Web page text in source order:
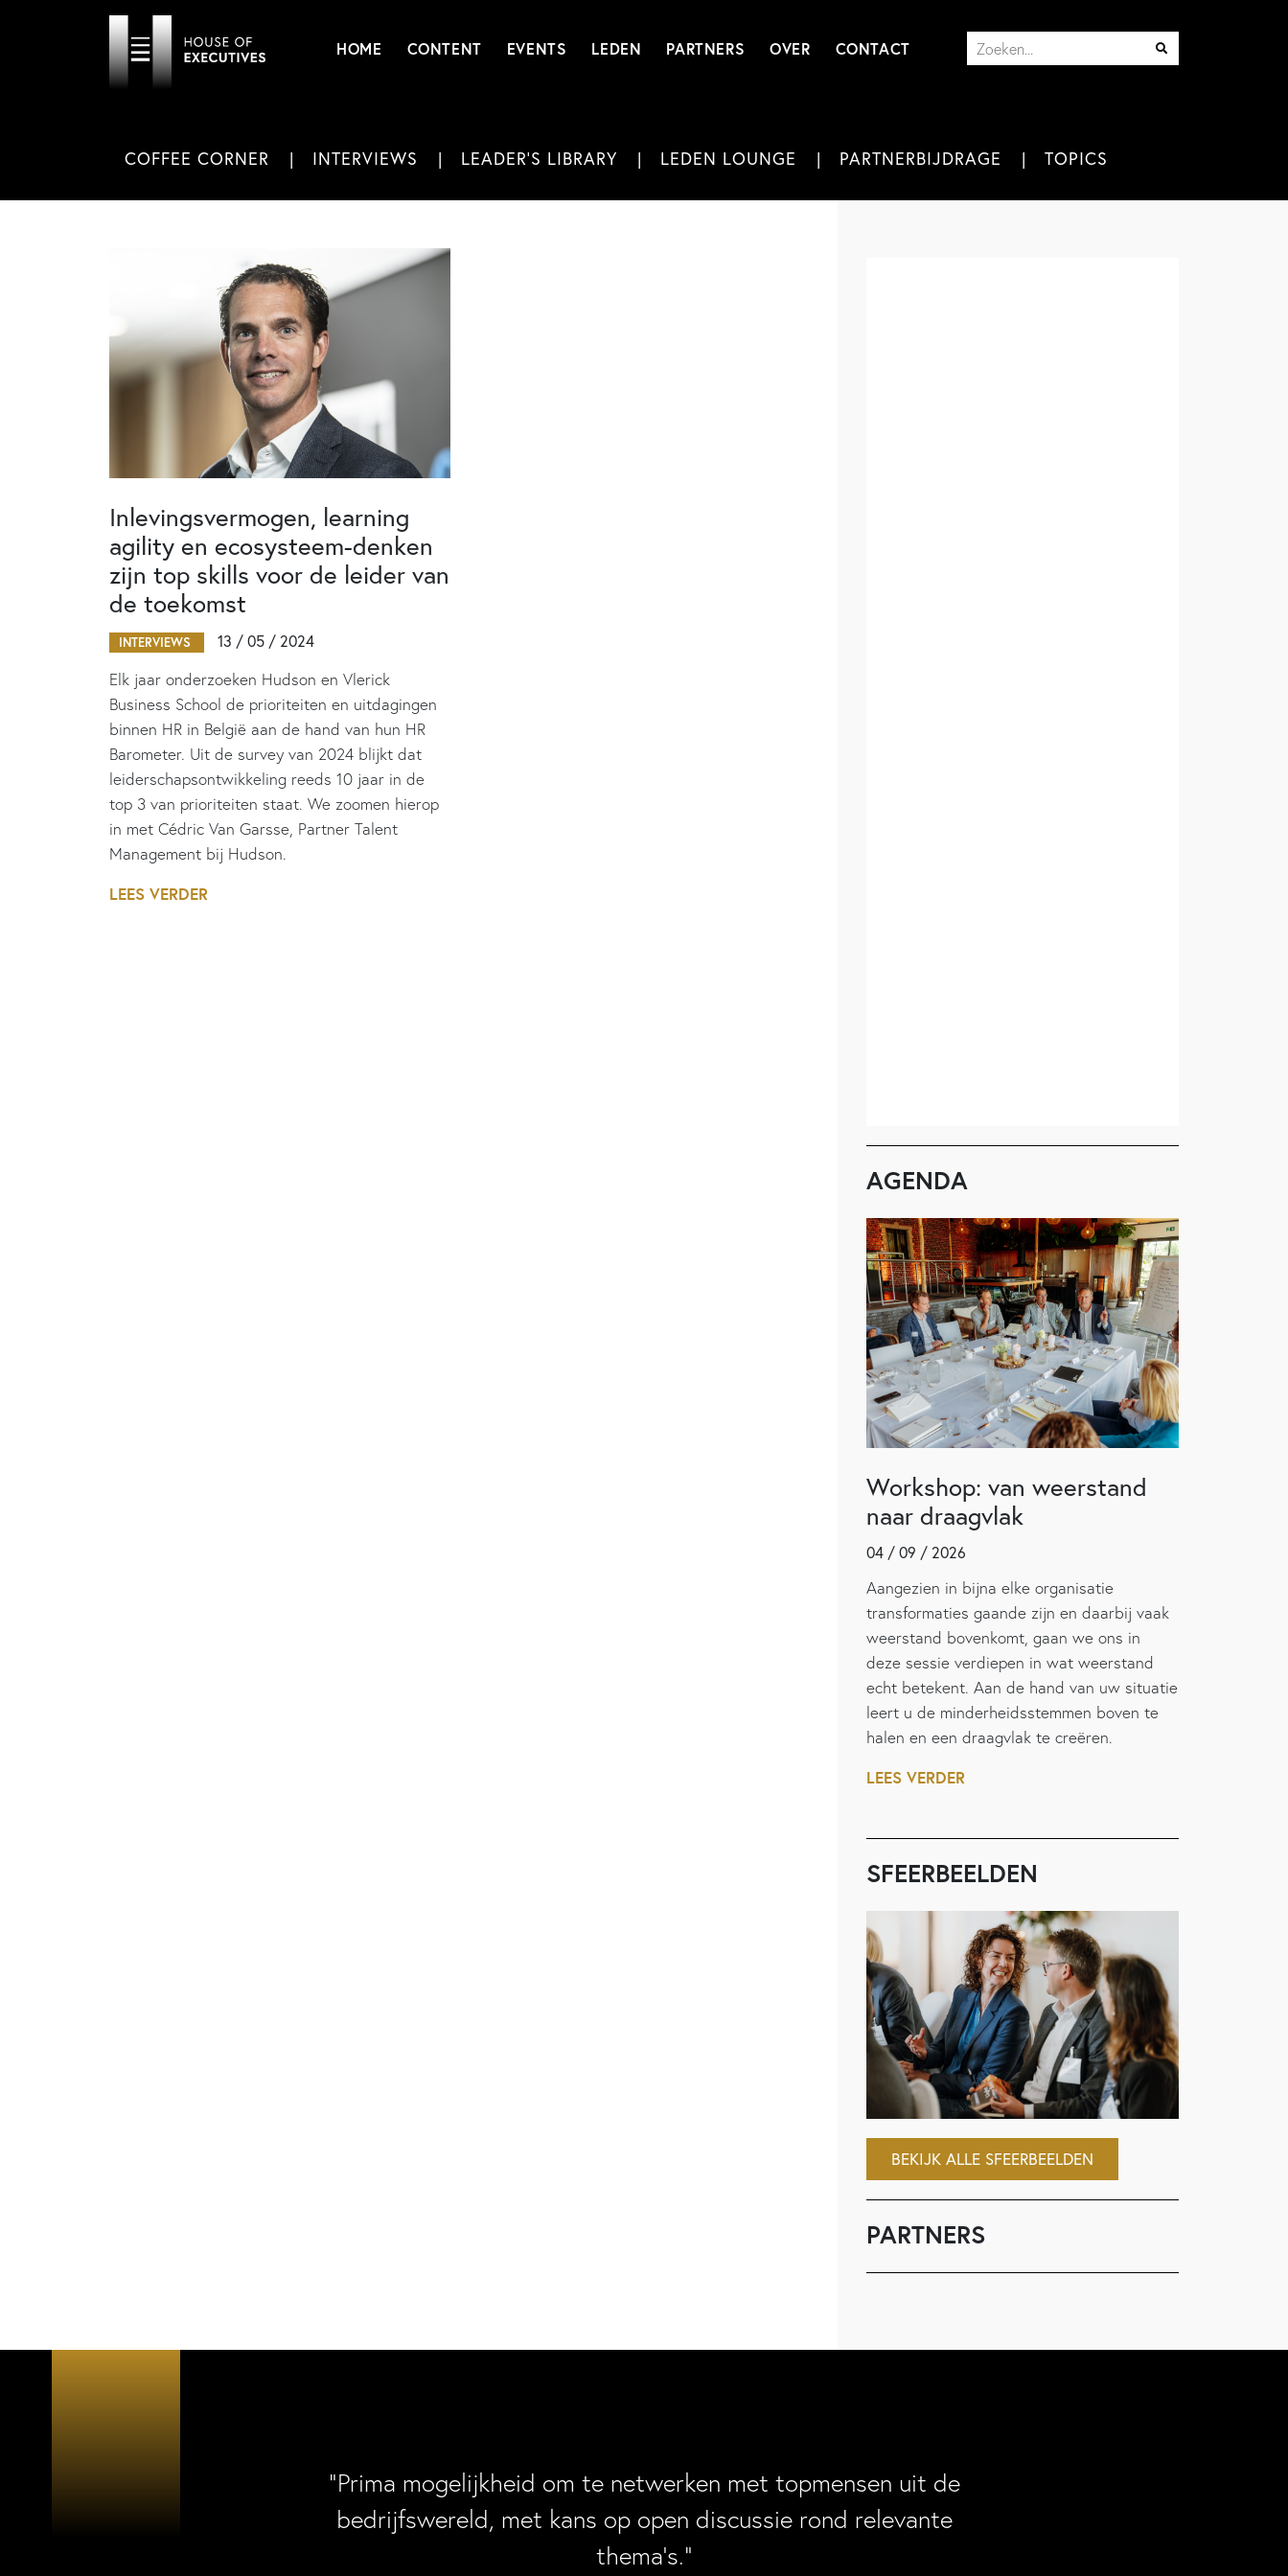
HOME CONTENT EVENTS LEDEN PARTNERS OVER CONTACT
COFFEE CORNER INTERVIEWS LEADER'S LIBRARY LEDEN LOUNGE PARTNERBIJDRAGE TOPICS
Inlevingsvermogen, learning
agility en ecosysteem-denken
zijn top skills voor de leider van
de toekomst
INTERVIEWS
13 / 05 / 2024
Elk jaar onderzoeken Hudson en Vlerick
Business School de prioriteiten en uitdagingen
binnen HR in België aan de hand van hun HR
Barometer. Uit de survey van 2024 blijkt dat
leiderschapsontwikkeling reeds 10 jaar in de
top 3 van prioriteiten staat. We zoomen hierop
in met Cédric Van Garsse, Partner Talent
Management bij Hudson.
LEES VERDER
AGENDA
Workshop: van weerstand
naar draagvlak
04 / 09 / 2026
Aangezien in bijna elke organisatie
transformaties gaande zijn en daarbij vaak
weerstand bovenkomt, gaan we ons in
deze sessie verdiepen in wat weerstand
echt betekent. Aan de hand van uw situatie
leert u de minderheidsstemmen boven te
halen en een draagvlak te creëren.
LEES VERDER
SFEERBEELDEN
BEKIJK ALLE SFEERBEELDEN
PARTNERS
“Prima mogelijkheid om te netwerken met topmensen uit de
bedrijfswereld, met kans op open discussie rond relevante
thema’s.”